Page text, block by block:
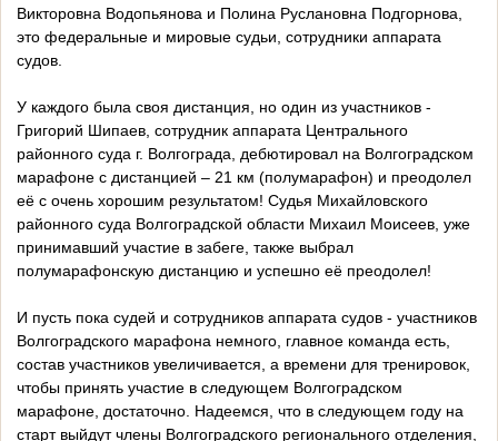
Викторовна Водопьянова и Полина Руслановна Подгорнова,
это федеральные и мировые судьи, сотрудники аппарата
судов.
У каждого была своя дистанция, но один из участников -
Григорий Шипаев, сотрудник аппарата Центрального
районного суда г. Волгограда, дебютировал на Волгоградском
марафоне с дистанцией – 21 км (полумарафон) и преодолел
её с очень хорошим результатом! Судья Михайловского
районного суда Волгоградской области Михаил Моисеев, уже
принимавший участие в забеге, также выбрал
полумарафонскую дистанцию и успешно её преодолел!
И пусть пока судей и сотрудников аппарата судов - участников
Волгоградского марафона немного, главное команда есть,
состав участников увеличивается, а времени для тренировок,
чтобы принять участие в следующем Волгоградском
марафоне, достаточно. Надеемся, что в следующем году на
старт выйдут члены Волгоградского регионального отделения,